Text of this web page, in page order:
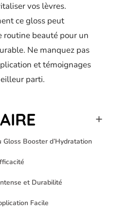
vos lèvres.
ce gloss peut
routine beauté pour un
Ne manquez pas
et témoignages
parti.
Gloss Booster d’Hydratation
et Durabilité
Facile